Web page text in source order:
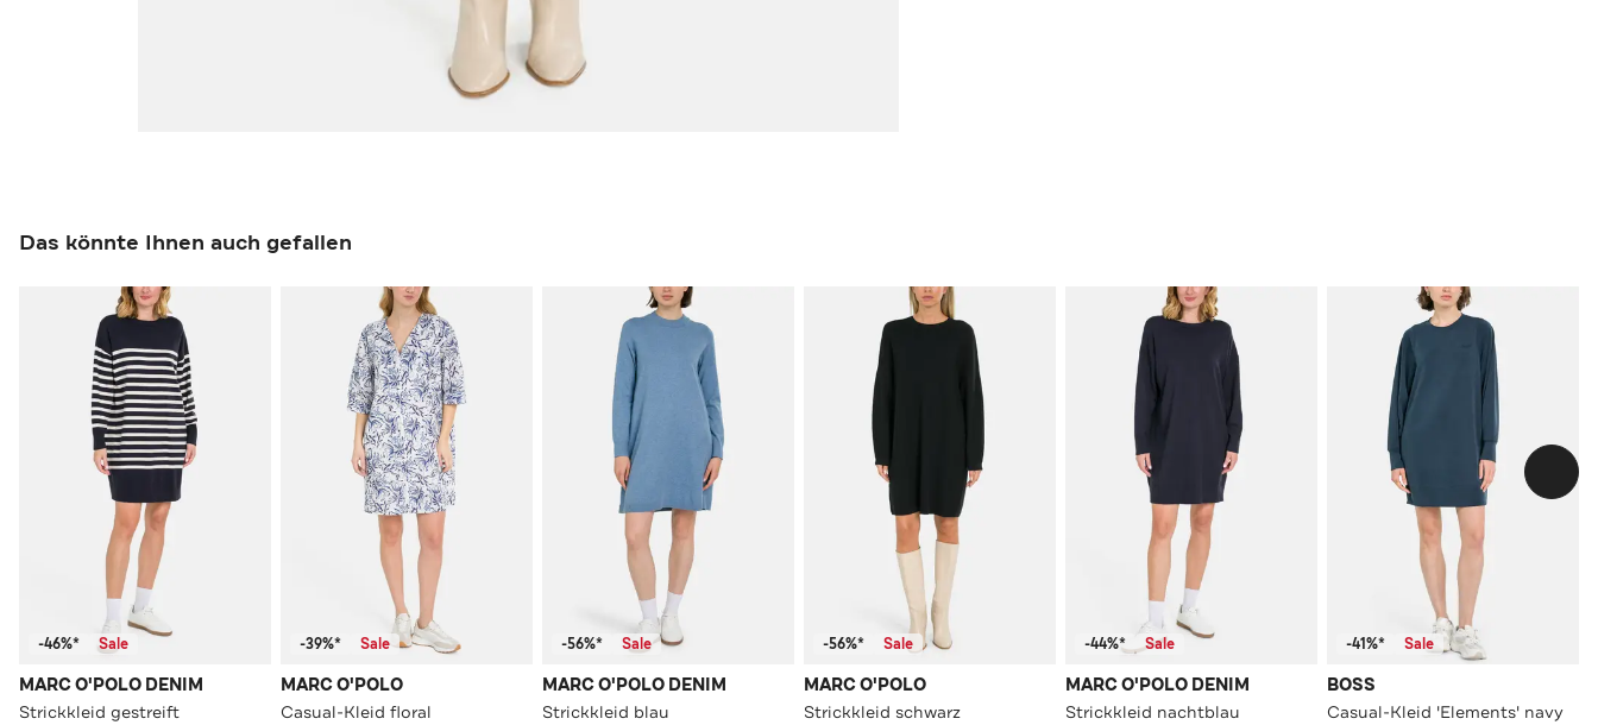
Das könnte Ihnen auch gefallen
-46%* Sale
MARC O'POLO DENIM
Strickkleid gestreift
-39%* Sale
MARC O'POLO
Casual-Kleid floral
-56%* Sale
MARC O'POLO DENIM
Strickkleid blau
-56%* Sale
MARC O'POLO
Strickkleid schwarz
-44%* Sale
MARC O'POLO DENIM
Strickkleid nachtblau
-41%* Sale
BOSS
Casual-Kleid 'Elements' navy